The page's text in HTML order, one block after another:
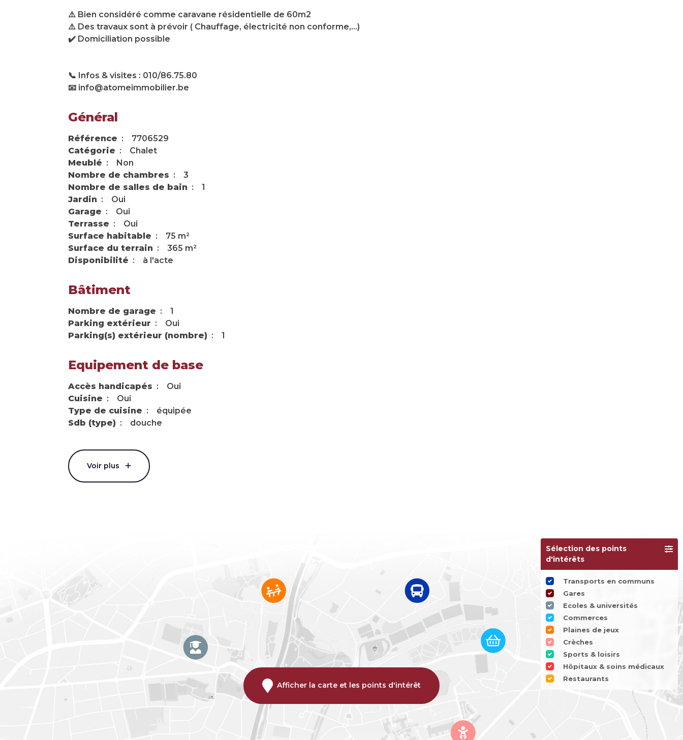
⚠️ Bien considéré comme caravane résidentielle de 60m2
⚠️ Des travaux sont à prévoir ( Chauffage, électricité non conforme,...)
✔️ Domiciliation possible
📞 Infos & visites : 010/86.75.80
📧 info@atomeimmobilier.be
Général
Référence
7706529
Catégorie
Chalet
Meublé
Non
Nombre de chambres
3
Nombre de salles de bain
1
Jardin
Oui
Garage
Oui
Terrasse
Oui
Surface habitable
75 m²
Surface du terrain
365 m²
Disponibilité
à l'acte
Bâtiment
Nombre de garage
1
Parking extérieur
Oui
Parking(s) extérieur (nombre)
1
Equipement de base
Accès handicapés
Oui
Cuisine
Oui
Type de cuisine
équipée
Sdb (type)
douche
Voir plus
Sélection des points
d'intérêts
Transports en communs
Gares
Ecoles & universités
Commerces
Plaines de jeux
Crèches
Sports & loisirs
Hôpitaux & soins médicaux
Restaurants
Afficher la carte et les points d'intérêt